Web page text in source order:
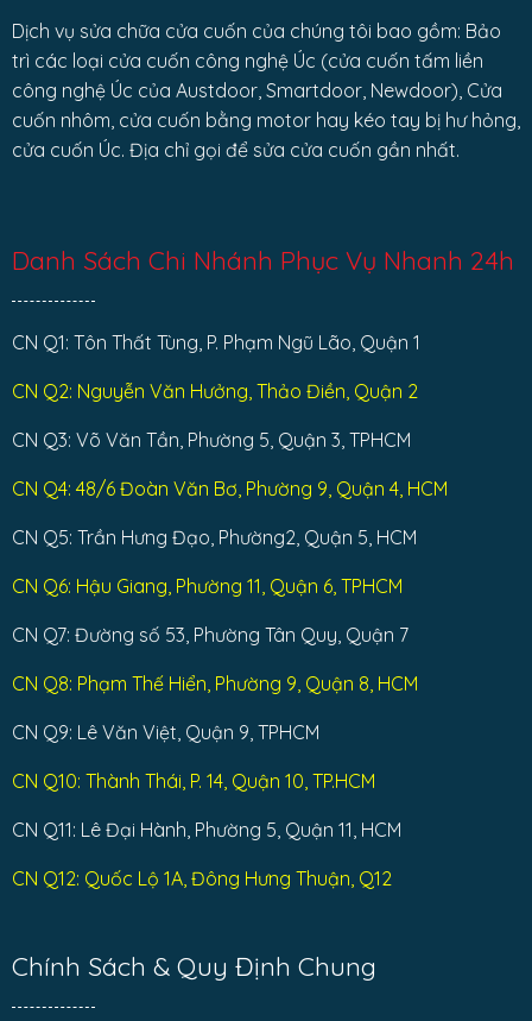
Dịch vụ sửa chữa cửa cuốn của chúng tôi bao gồm: Bảo
trì các loại cửa cuốn công nghệ Úc (cửa cuốn tấm liền
công nghệ Úc của Austdoor, Smartdoor, Newdoor), Cửa
cuốn nhôm, cửa cuốn bằng motor hay kéo tay bị hư hỏng,
cửa cuốn Úc. Địa chỉ gọi để sửa cửa cuốn gần nhất.
Danh Sách Chi Nhánh Phục Vụ Nhanh 24h
CN Q1: Tôn Thất Tùng, P. Phạm Ngũ Lão, Quận 1
CN Q2: Nguyễn Văn Hưởng, Thảo Điền, Quận 2
CN Q3: Võ Văn Tần, Phường 5, Quận 3, TPHCM
CN Q4: 48/6 Đoàn Văn Bơ, Phường 9, Quận 4, HCM
CN Q5: Trần Hưng Đạo, Phường2, Quận 5, HCM
CN Q6: Hậu Giang, Phường 11, Quận 6, TPHCM
CN Q7: Đường số 53, Phường Tân Quy, Quận 7
CN Q8: Phạm Thế Hiển, Phường 9, Quận 8, HCM
CN Q9: Lê Văn Việt, Quận 9, TPHCM
CN Q10: Thành Thái, P. 14, Quận 10, TP.HCM
CN Q11: Lê Đại Hành, Phường 5, Quận 11, HCM
CN Q12: Quốc Lộ 1A, Đông Hưng Thuận, Q12
Chính Sách & Quy Định Chung